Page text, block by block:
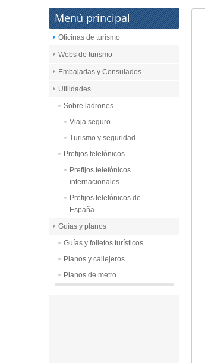
Menú principal
Oficinas de turismo
Webs de turismo
Embajadas y Consulados
Utilidades
Sobre ladrones
Viaja seguro
Turismo y seguridad
Prefijos telefónicos
Prefijos telefónicos
internacionales
Prefijos telefónicos de
España
Guías y planos
Guías y folletos turísticos
Planos y callejeros
Planos de metro